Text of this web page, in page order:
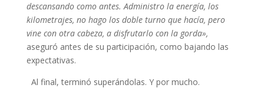
descansando como antes. Administro la energía, los
kilometrajes, no hago los doble turno que hacía, pero
vine con otra cabeza, a disfrutarlo con la gorda»,
aseguró antes de su participación, como bajando las
expectativas.
Al final, terminó superándolas. Y por mucho.